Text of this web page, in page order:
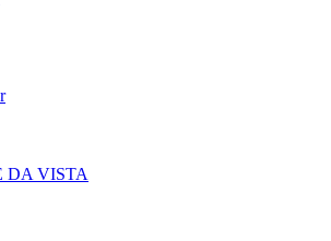
DA VISTA